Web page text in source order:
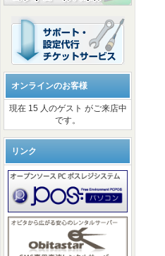
オンラインのお客様
現在 15 人のゲスト がご来店中
です。
リンク